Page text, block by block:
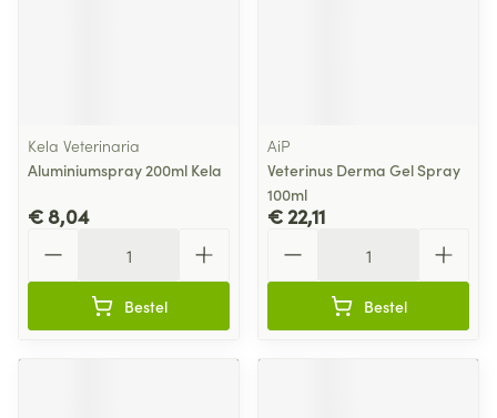
Kela Veterinaria
Aluminiumspray 200ml Kela
€ 8,04
Bestel
AiP
Veterinus Derma Gel Spray
100ml
€ 22,11
Bestel